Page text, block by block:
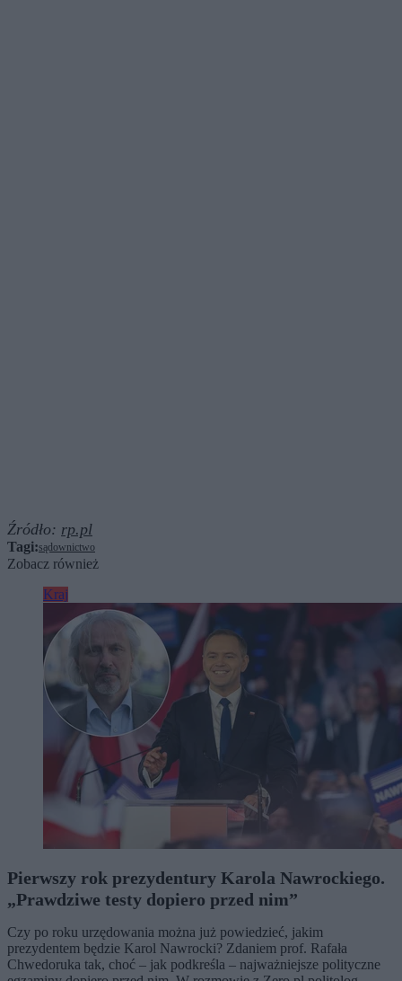
Źródło: rp.pl
Tagi:sądownictwo
Zobacz również
Kraj
Pierwszy rok prezydentury Karola Nawrockiego.
„Prawdziwe testy dopiero przed nim”
Czy po roku urzędowania można już powiedzieć, jakim
prezydentem będzie Karol Nawrocki? Zdaniem prof. Rafała
Chwedoruka tak, choć – jak podkreśla – najważniejsze polityczne